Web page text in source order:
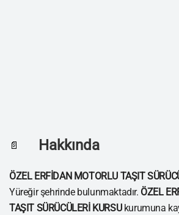
📄 Hakkında
ÖZEL ERFİDAN MOTORLU TAŞIT
Yüreğir şehrinde bulunmaktadır. ÖZEL
TAŞIT SÜRÜCÜLERİ KURSUkurumuna